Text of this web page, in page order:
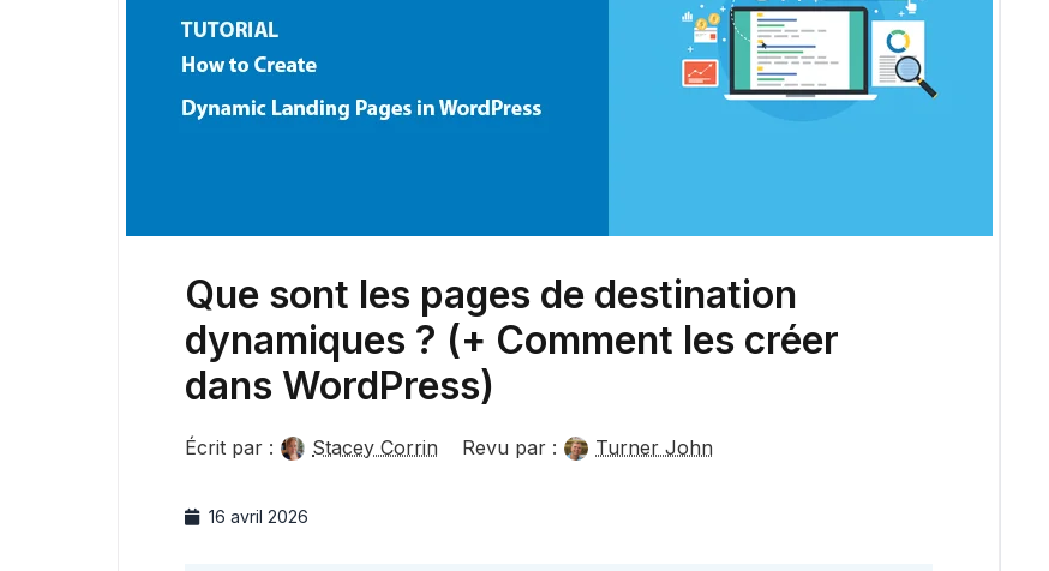
Que sont les pages de destination
dynamiques ? (+ Comment les créer
dans WordPress)
Écrit par : Stacey Corrin Revu par : Turner John
16 avril 2026